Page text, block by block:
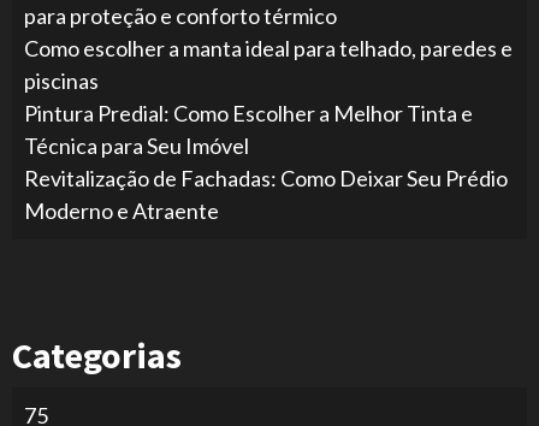
para proteção e conforto térmico
Como escolher a manta ideal para telhado, paredes e
piscinas
Pintura Predial: Como Escolher a Melhor Tinta e
Técnica para Seu Imóvel
Revitalização de Fachadas: Como Deixar Seu Prédio
Moderno e Atraente
Categorias
75